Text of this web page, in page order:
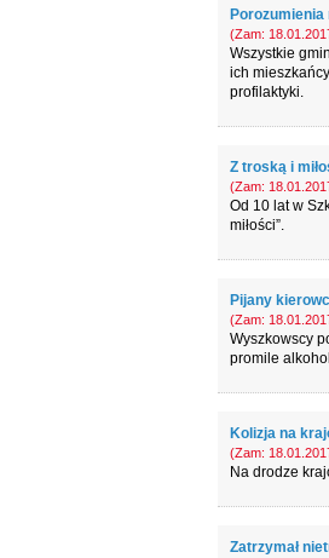
(Zam:
Wszystkie
ich
profilaktyki.
Z troską i
(Zam:
Od 10 lat w
miłości”.
Pijany
(Zam:
Wyszkowscy
promile
Kolizja na
(Zam:
Na drodze
Zatrzymał